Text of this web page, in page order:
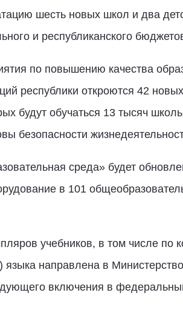
шесть новых школ и два
и республиканского
по повышению качества
республики откроются 42
будут обучаться 13 тысяч
безопасности
среда» будет
в 101
учебников, в том числе по
направлена в
включения в